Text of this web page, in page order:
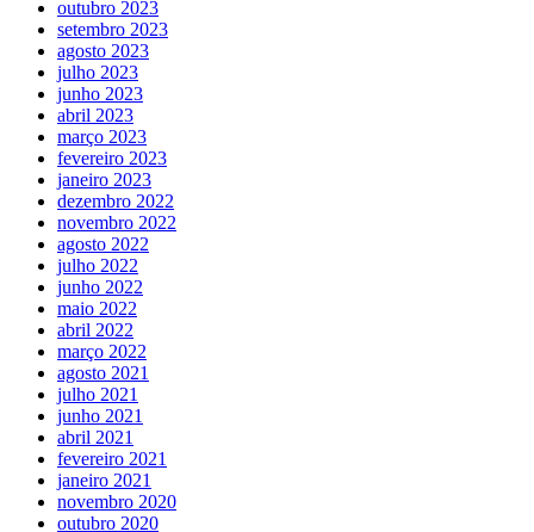
outubro 2023
setembro 2023
agosto 2023
julho 2023
junho 2023
abril 2023
março 2023
fevereiro 2023
janeiro 2023
dezembro 2022
novembro 2022
agosto 2022
julho 2022
junho 2022
maio 2022
abril 2022
março 2022
agosto 2021
julho 2021
junho 2021
abril 2021
fevereiro 2021
janeiro 2021
novembro 2020
outubro 2020